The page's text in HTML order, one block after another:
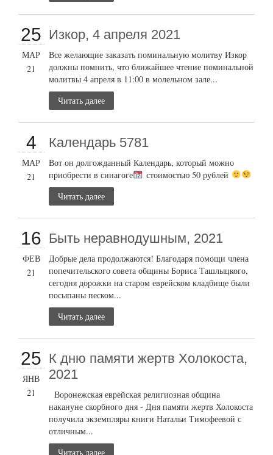
25
МАР
21
Изкор, 4 апреля 2021
Все желающие заказать поминальную молитву Изкор
должны помнить, что ближайшее чтение поминальной
молитвы 4 апреля в 11:00 в молельном зале...
Читать далее
4
МАР
21
Календарь 5781
Вот он долгожданный Календарь, который можно
приобрести в синагоге
стоимостью 50 рублей
Читать далее
16
ФЕВ
21
Быть неравнодушным, 2021
Добрые дела продолжаются! Благодаря помощи члена
попечительского совета общины Бориса Ташлыцкого,
сегодня дорожки на старом еврейском кладбище были
посыпаны песком...
Читать далее
25
ЯНВ
21
К дню памяти жертв Холокоста,
2021
Воронежская еврейская религиозная община
накануне скорбного дня - Дня памяти жертв Холокоста
получила экземпляры книги Натальи Тимофеевой с
отличным...
Читать далее